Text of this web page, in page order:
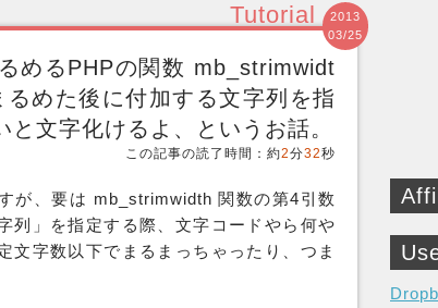
Tutorial
2013
03/25
めるPHPの関数 mb_strimwidt
めた後に付加する文字列を指
文字化けるよ、というお話。
この記事の読了時間：約2分32秒
が、要は mb_strimwidth 関数の第4引数
列」を指定する際、文字コードやら何や
文字数以下でまるまっちゃったり、つま